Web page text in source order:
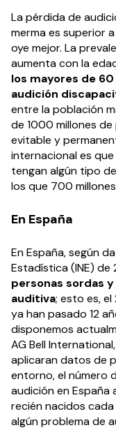
La pérdida de
merma es superior
oye mejor. La
aumenta con la
los mayores de
audición
entre la población
de 1000 millones
evitable y
internacional es
tengan algún tipo
los que 700
En España
En España, según
Estadística (INE)
personas sordas
auditiva; esto es,
ya han pasado 12
disponemos
AG Bell
aplicaran datos de
entorno, el número
audición en España
recién nacidos
algún problema de